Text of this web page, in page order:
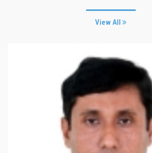
View All
Kazi Mohammad
Rahma্‌n , professor,